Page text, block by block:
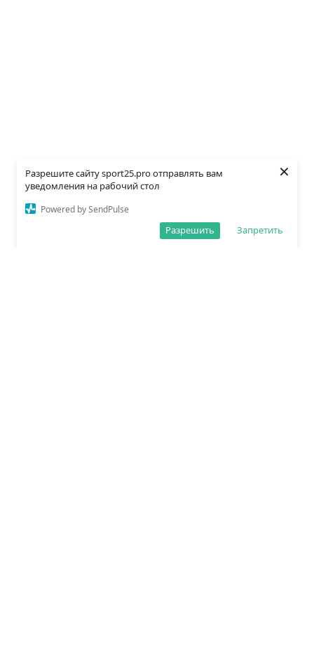
Разрешите сайту sport25.pro отправлять вам
уведомления на рабочий стол
Powered by SendPulse
Запретить
Разрешить
×